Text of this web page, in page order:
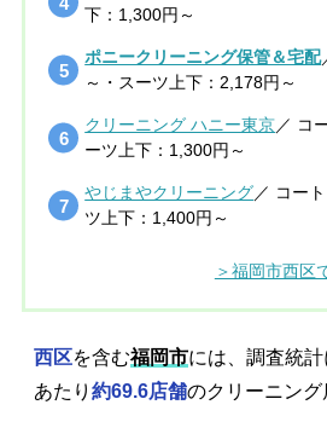
下：1,300円～
ポニークリーニング保管＆宅配
～・スーツ上下：2,178円～
クリーニング ハニー東京／ コ
ーツ上下：1,300円～
やじまやクリーニング／ コー
ツ上下：1,400円～
＞福岡市西区
西区を含む福岡市には、調査統
あたり 約69.6店舗のクリーニング